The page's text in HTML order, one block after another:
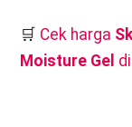
🛒 Cek harga
Moisture Gel